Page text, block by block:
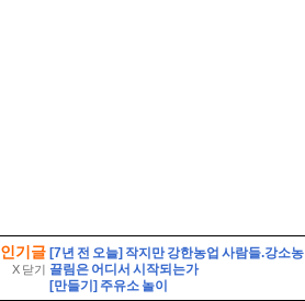
인기글
X 닫기
[7년 전 오늘] 작지만 강한농업 사람들.강소농
끌림은 어디서 시작되는가
[만들기] 주유소 놀이